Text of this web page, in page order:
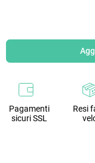
Pagamenti
sicuri SSL
Resi